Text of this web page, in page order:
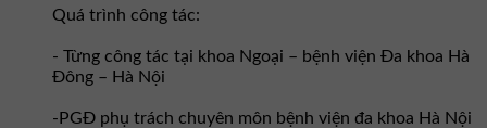
Quá trình công tác:
- Từng công tác tại khoa Ngoại – bệnh viện Đa khoa Hà
Đông – Hà Nội
-PGĐ phụ trách chuyên môn bệnh viện đa khoa Hà Nội